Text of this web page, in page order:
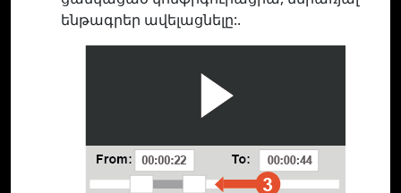
ենթագրեր ավելացնելը:.